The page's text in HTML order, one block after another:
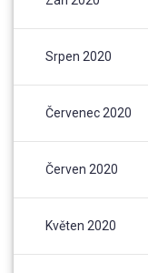
Srpen 2020
Červenec 2020
Červen 2020
Květen 2020